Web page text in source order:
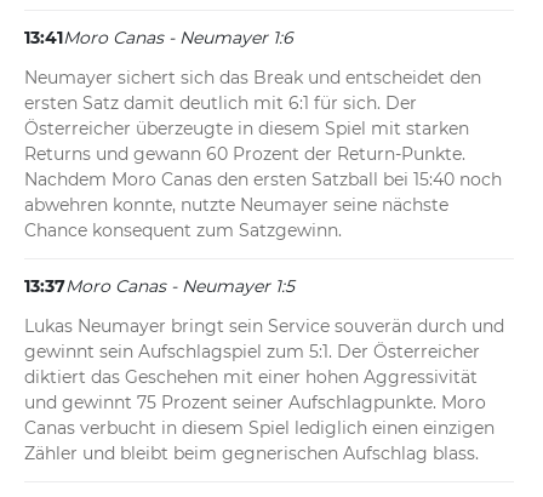
13:41Moro Canas - Neumayer 1:6
Neumayer sichert sich das Break und entscheidet den
ersten Satz damit deutlich mit 6:1 für sich. Der
Österreicher überzeugte in diesem Spiel mit starken
Returns und gewann 60 Prozent der Return-Punkte.
Nachdem Moro Canas den ersten Satzball bei 15:40 noch
abwehren konnte, nutzte Neumayer seine nächste
Chance konsequent zum Satzgewinn.
13:37Moro Canas - Neumayer 1:5
Lukas Neumayer bringt sein Service souverän durch und
gewinnt sein Aufschlagspiel zum 5:1. Der Österreicher
diktiert das Geschehen mit einer hohen Aggressivität
und gewinnt 75 Prozent seiner Aufschlagpunkte. Moro
Canas verbucht in diesem Spiel lediglich einen einzigen
Zähler und bleibt beim gegnerischen Aufschlag blass.